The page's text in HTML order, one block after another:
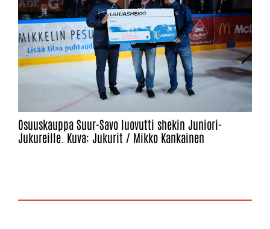
Osuuskauppa Suur-Savo luovutti shekin Juniori-
Jukureille. Kuva: Jukurit / Mikko Kankainen